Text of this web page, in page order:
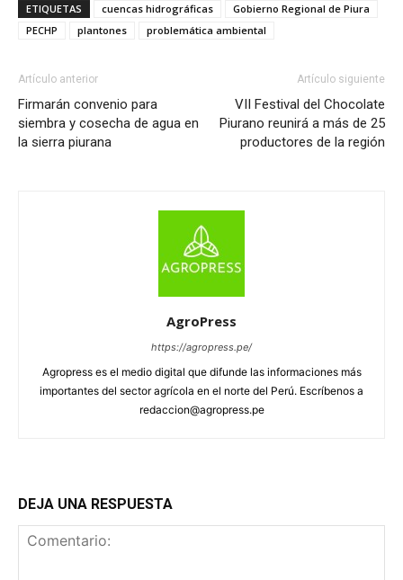
ETIQUETAS cuencas hidrográficas
Gobierno Regional de Piura
PECHP
plantones problemática ambiental
Artículo anterior
Firmarán convenio para
siembra y cosecha de agua en
la sierra piurana
Artículo siguiente
VII Festival del Chocolate
Piurano reunirá a más de 25
productores de la región
AgroPress
https://agropress.pe/
Agropress es el medio digital que difunde las informaciones más
importantes del sector agrícola en el norte del Perú. Escríbenos a
redaccion@agropress.pe
DEJA UNA RESPUESTA